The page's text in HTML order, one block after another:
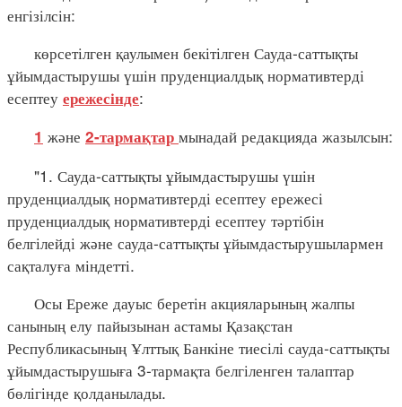
енгізілсін:
көрсетілген қаулымен бекітілген Сауда-саттықты
ұйымдастырушы үшін пруденциалдық нормативтерді
есептеу ережесінде:
1 және 2-тармақтар мынадай редакцияда жазылсын:
"1. Сауда-саттықты ұйымдастырушы үшін
пруденциалдық нормативтерді есептеу ережесі
пруденциалдық нормативтерді есептеу тәртібін
белгілейді және сауда-саттықты ұйымдастырушылармен
сақталуға міндетті.
Осы Ереже дауыс беретін акцияларының жалпы
санының елу пайызынан астамы Қазақстан
Республикасының Ұлттық Банкіне тиесілі сауда-саттықты
ұйымдастырушыға 3-тармақта белгіленген талаптар
бөлігінде қолданылады.